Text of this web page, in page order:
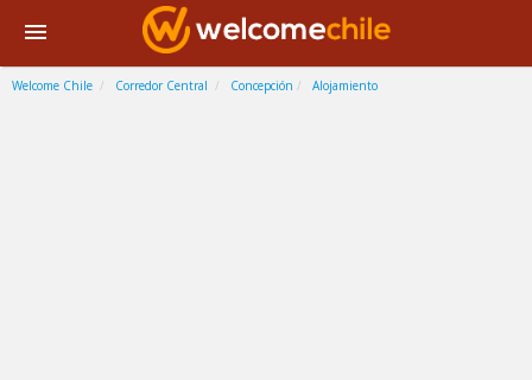
Welcome Chile Corredor Central Concepción Alojamiento